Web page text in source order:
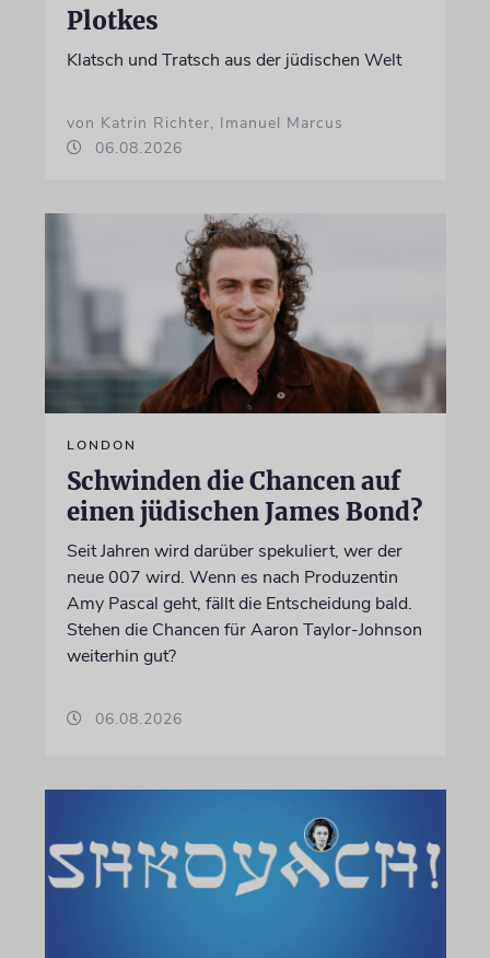
Plotkes
Klatsch und Tratsch aus der jüdischen Welt
von Katrin Richter, Imanuel Marcus
06.08.2026
LONDON
Schwinden die Chancen auf
einen jüdischen James Bond?
Seit Jahren wird darüber spekuliert, wer der
neue 007 wird. Wenn es nach Produzentin
Amy Pascal geht, fällt die Entscheidung bald.
Stehen die Chancen für Aaron Taylor-Johnson
weiterhin gut?
06.08.2026